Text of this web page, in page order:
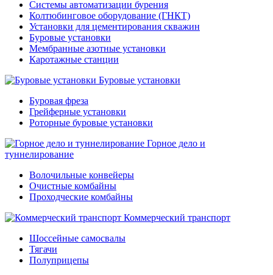
Системы автоматизации бурения
Колтюбинговое оборудование (ГНКТ)
Установки для цементирования скважин
Буровые установки
Мембранные азотные установки
Каротажные станции
Буровые установки
Буровая фреза
Грейферные установки
Роторные буровые установки
Горное дело и
туннелирование
Волочильные конвейеры
Очистные комбайны
Проходческие комбайны
Коммерческий транспорт
Шоссейные самосвалы
Тягачи
Полуприцепы